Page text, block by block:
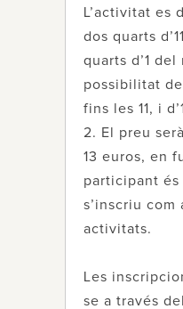
L’activitat es
dos quarts
quarts d’1
possibilitat
fins les 11, i
2. El preu
13 euros, en
participant
s’inscriu com
activitats.
Les
se a través